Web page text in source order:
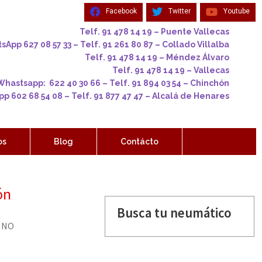
Facebook Twitter Youtube
Telf. 91 478 14 19 – Puente Vallecas
627 08 57 33 – Telf. 91 261 80 87 – Collado Villalba
Telf. 91 478 14 19 – Méndez Álvaro
Telf. 91 478 14 19 – Vallecas
622 40 30 66 – Telf. 91 894 03 54 – Chinchón
602 68 54 08 – Telf. 91 877 47 47 – Alcalá de Henares
Blog Contácto
Busca tu neumático